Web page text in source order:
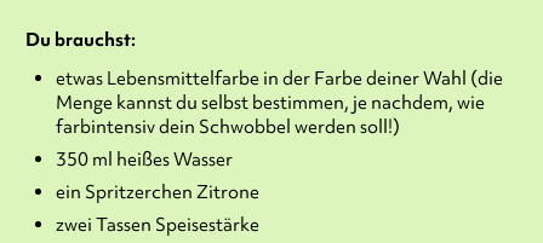
Du brauchst:
etwas Lebensmittelfarbe in der Farbe deiner Wahl (die
Menge kannst du selbst bestimmen, je nachdem, wie
farbintensiv dein Schwobbel werden soll!)
350 ml heißes Wasser
ein Spritzerchen Zitrone
zwei Tassen Speisestärke